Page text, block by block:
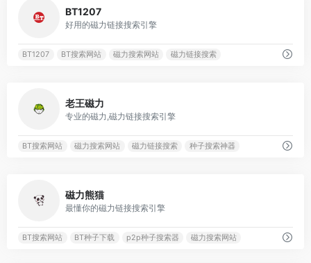
BT1207
好用的磁力链接搜索引擎
BT1207 BT搜索网站 磁力搜索网站 磁力链接搜索
老王磁力
专业的磁力,磁力链接搜索引擎
BT搜索网站 磁力搜索网站 磁力链接搜索 种子搜索神器
磁力熊猫
最懂你的磁力链接搜索引擎
BT搜索网站 BT种子下载 p2p种子搜索器 磁力搜索网站